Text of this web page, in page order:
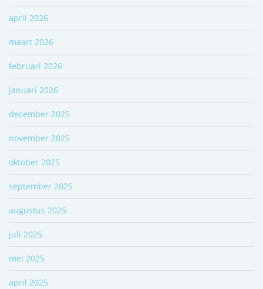
april 2026
maart 2026
februari 2026
januari 2026
december 2025
november 2025
oktober 2025
september 2025
augustus 2025
juli 2025
mei 2025
april 2025